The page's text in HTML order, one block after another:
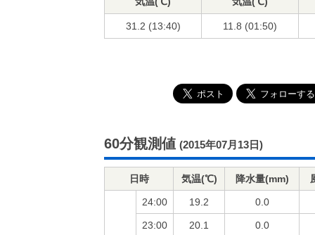
31.2 (13:40) 11.8 (01:50)
60分観測値 (2015年07月13日)
日時 気温(℃) 降水量(mm)
24:00 19.2 0.0
23:00 20.1 0.0